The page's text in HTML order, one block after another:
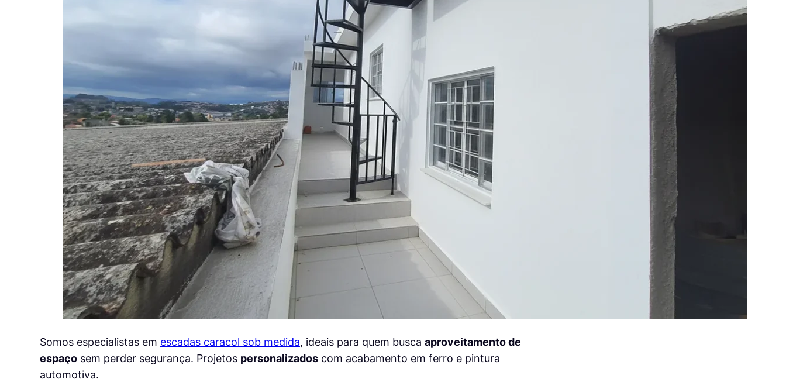
Somos especialistas em escadas caracol sob medida, ideais para quem busca aproveitamento de
espaçosem perder segurança. Projetos personalizadoscom acabamento em ferro e pintura
automotiva.